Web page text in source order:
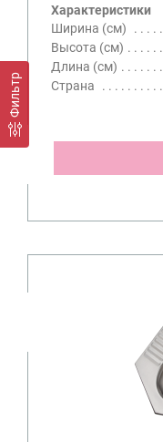
Фильтр
Характеристики
Ширина (см)
Высота (см)
Длина (см)
Страна